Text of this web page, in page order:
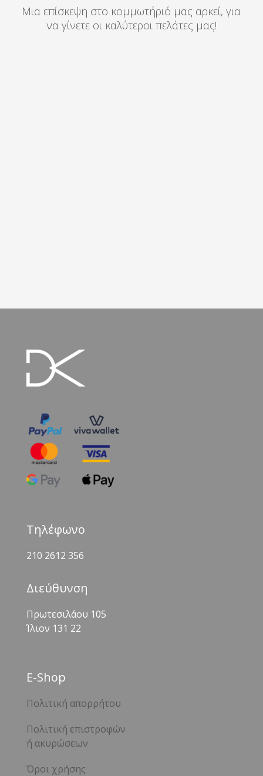
Μια επίσκεψη στο κομμωτήριό μας αρκεί, για
να γίνετε οι καλύτεροι πελάτες μας!
Τηλέφωνο
210 2612 356
Διεύθυνση
Πρωτεσιλάου 105
Ίλιον 131 22
Ε-Shop
Πολιτική απορρήτου
Πολιτική επιστροφών
ή ακυρώσεων
Όροι χρήσης